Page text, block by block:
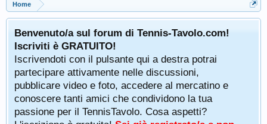
Home
Benvenuto/a sul forum di Tennis-Tavolo.com!
Iscriviti è GRATUITO!
Iscrivendoti con il pulsante qui a destra potrai
partecipare attivamente nelle discussioni,
pubblicare video e foto, accedere al mercatino e
conoscere tanti amici che condividono la tua
passione per il TennisTavolo. Cosa aspetti?